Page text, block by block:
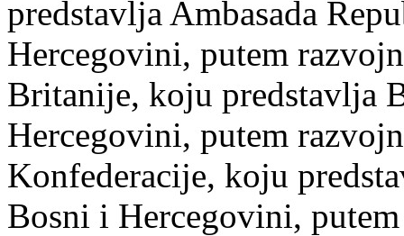
predstavlja Ambasada
Hercegovini, putem
Britanije, koju predstavlja
Hercegovini, putem
Konfederacije, koju
Bosni i Hercegovini,